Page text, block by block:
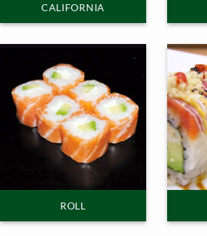
CALIFORNIA
ROLL